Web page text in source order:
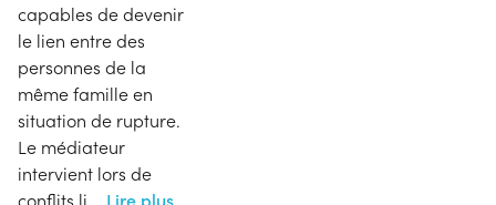
capables de devenir
le lien entre des
personnes de la
même famille en
situation de rupture.
Le médiateur
intervient lors de
conflits li... Lire plus